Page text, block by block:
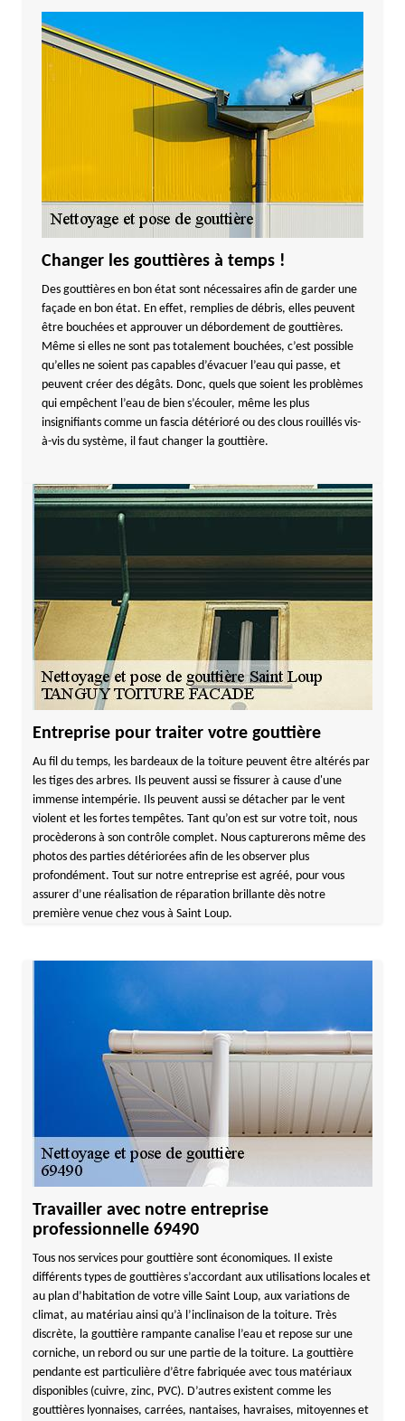
Changer les gouttières à temps !
Des gouttières en bon état sont nécessaires afin de garder une
façade en bon état. En effet, remplies de débris, elles peuvent
être bouchées et approuver un débordement de gouttières.
Même si elles ne sont pas totalement bouchées, c’est possible
qu’elles ne soient pas capables d’évacuer l’eau qui passe, et
peuvent créer des dégâts. Donc, quels que soient les problèmes
qui empêchent l’eau de bien s’écouler, même les plus
insignifiants comme un fascia détérioré ou des clous rouillés vis-
à-vis du système, il faut changer la gouttière.
Entreprise pour traiter votre gouttière
Au fil du temps, les bardeaux de la toiture peuvent être altérés par
les tiges des arbres. Ils peuvent aussi se fissurer à cause d'une
immense intempérie. Ils peuvent aussi se détacher par le vent
violent et les fortes tempêtes. Tant qu’on est sur votre toit, nous
procèderons à son contrôle complet. Nous capturerons même des
photos des parties détériorées afin de les observer plus
profondément. Tout sur notre entreprise est agréé, pour vous
assurer d’une réalisation de réparation brillante dès notre
première venue chez vous à Saint Loup.
Travailler avec notre entreprise
professionnelle 69490
Tous nos services pour gouttière sont économiques. Il existe
différents types de gouttières s’accordant aux utilisations locales et
au plan d’habitation de votre ville Saint Loup, aux variations de
climat, au matériau ainsi qu’à l’inclinaison de la toiture. Très
discrète, la gouttière rampante canalise l’eau et repose sur une
corniche, un rebord ou sur une partie de la toiture. La gouttière
pendante est particulière d’être fabriquée avec tous matériaux
disponibles (cuivre, zinc, PVC). D’autres existent comme les
gouttières lyonnaises, carrées, nantaises, havraises, mitoyennes et